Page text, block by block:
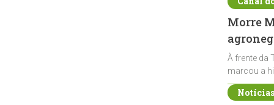
Morre
À frente da
marcou a